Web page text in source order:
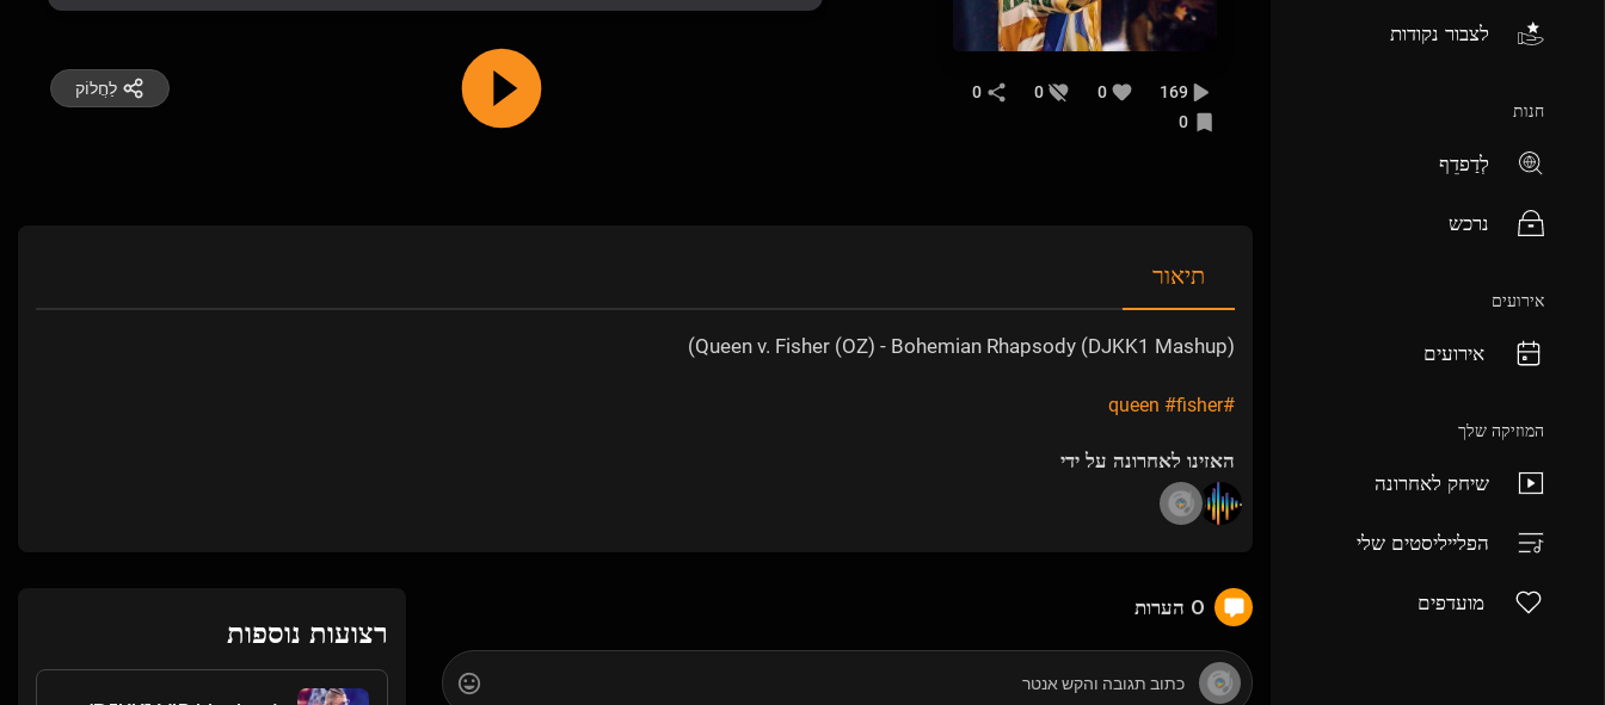
לצבור נקודות
חנות
לְדַפדֵף
נרכש
אירועים
אירועים
המוזיקה שלך
שיחק לאחרונה
הפלייליסטים שלי
מועדפים
169
0
0
0
0
לַחֲלוֹק
תיאור
Queen v. Fisher (OZ) - Bohemian Rhapsody (DJKK1 Mashup))
#queen
#fisher
האזינו לאחרונה על ידי
0 הערות
רצועות נוספות